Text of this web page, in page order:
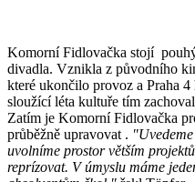
Komorní Fidlovačka stojí
divadla. Vznikla z původního
které ukončilo provoz a Praha
sloužící léta kultuře tím
Zatím je Komorní Fidlovačka
průběžně upravovat .
uvolníme prostor větším
reprízovat. V úmyslu máme